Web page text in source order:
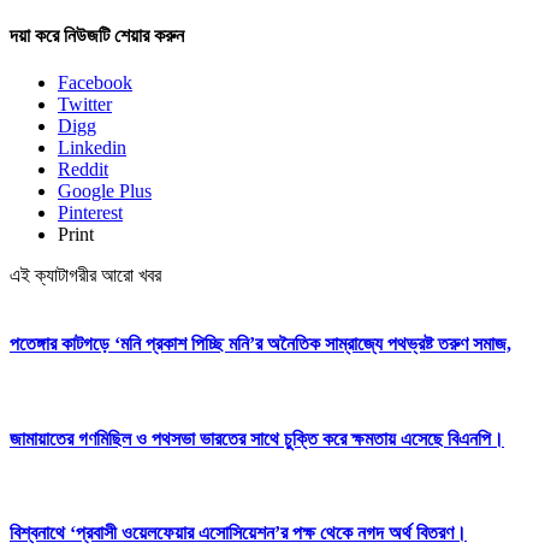
দয়া করে নিউজটি শেয়ার করুন
Facebook
Twitter
Digg
Linkedin
Reddit
Google Plus
Pinterest
Print
এই ক্যাটাগরীর আরো খবর
পতেঙ্গার কাটগড়ে ‘মনি প্রকাশ পিচ্ছি মনি’র অনৈতিক সাম্রাজ্যে পথভ্রষ্ট তরুণ সমাজ,
জামায়াতের গণমিছিল ও পথসভা ভারতের সাথে চুক্তি করে ক্ষমতায় এসেছে বিএনপি।
বিশ্বনাথে ‘প্রবাসী ওয়েলফেয়ার এসোসিয়েশন’র পক্ষ থেকে নগদ অর্থ বিতরণ।